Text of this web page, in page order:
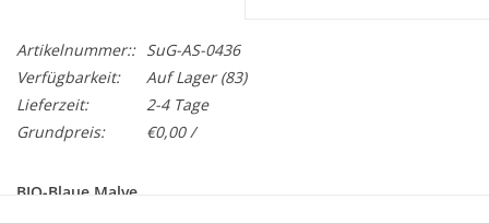
Artikelnummer:: SuG-AS-0436
Verfügbarkeit:
Auf Lager(83)
Lieferzeit:
2-4 Tage
Grundpreis:
€0,00 /
BIO-Blaue Malve